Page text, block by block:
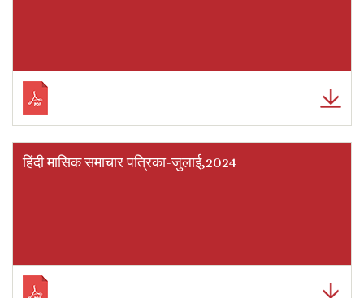
हिंदी मासिक समाचार पत्रिका-जुलाई,2024